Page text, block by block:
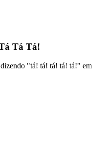
Tá Tá!
"tá! tá! tá! tá! tá!" em